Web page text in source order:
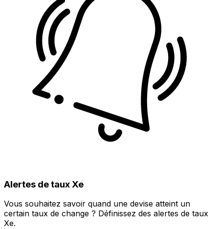
Alertes de taux Xe
Vous souhaitez savoir quand une devise atteint un
certain taux de change ? Définissez des alertes de taux
Xe.